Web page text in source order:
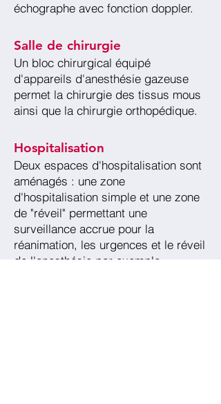
échographe avec fonction doppler.
Salle de chirurgie
Un bloc chirurgical équipé
d'appareils d'anesthésie gazeuse
permet la chirurgie des tissus mous
ainsi que la chirurgie orthopédique.
Hospitalisation
Deux espaces d'hospitalisation sont
aménagés : une zone
d'hospitalisation simple et une zone
de "réveil" permettant une
surveillance accrue pour la
réanimation, les urgences et le réveil
de l'anesthésie par exemple.